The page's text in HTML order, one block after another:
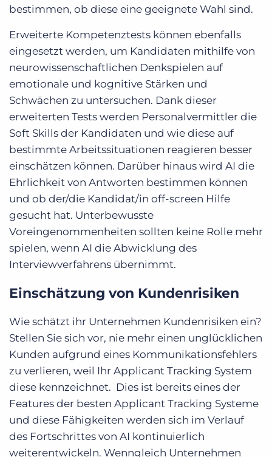
bestimmen, ob diese eine geeignete Wahl sind.
Erweiterte Kompetenztests können ebenfalls
eingesetzt werden, um Kandidaten mithilfe von
neurowissenschaftlichen Denkspielen auf
emotionale und kognitive Stärken und
Schwächen zu untersuchen. Dank dieser
erweiterten Tests werden Personalvermittler die
Soft Skills der Kandidaten und wie diese auf
bestimmte Arbeitssituationen reagieren besser
einschätzen können. Darüber hinaus wird AI die
Ehrlichkeit von Antworten bestimmen können
und ob der/die Kandidat/in off-screen Hilfe
gesucht hat. Unterbewusste
Voreingenommenheiten sollten keine Rolle mehr
spielen, wenn AI die Abwicklung des
Interviewverfahrens übernimmt.
Einschätzung von Kundenrisiken
Wie schätzt ihr Unternehmen Kundenrisiken ein?
Stellen Sie sich vor, nie mehr einen unglücklichen
Kunden aufgrund eines Kommunikationsfehlers
zu verlieren, weil Ihr Applicant Tracking System
diese kennzeichnet. Dies ist bereits eines der
Features der besten Applicant Tracking Systeme
und diese Fähigkeiten werden sich im Verlauf
des Fortschrittes von AI kontinuierlich
weiterentwickeln. Wenngleich Unternehmen